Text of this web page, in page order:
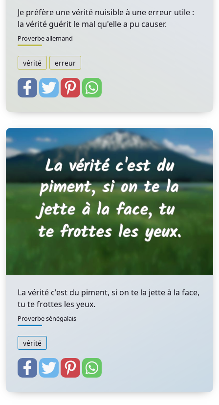
Je préfère une vérité nuisible à une erreur utile :
la vérité guérit le mal qu'elle a pu causer.
Proverbe allemand
vérité erreur
La vérité c'est du piment, si on te la jette à la face,
tu te frottes les yeux.
Proverbe sénégalais
vérité